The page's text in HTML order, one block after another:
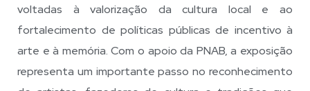
voltadas à valorização da cultura local e ao
fortalecimento de políticas públicas de incentivo à
arte e à memória. Com o apoio da PNAB, a exposição
representa um importante passo no reconhecimento